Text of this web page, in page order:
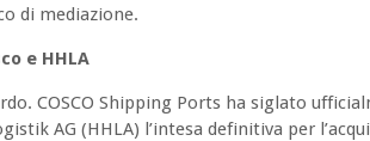
di mediazione.
e HHLA
COSCO Shipping Ports ha siglato
AG (HHLA) l’intesa definitiva per